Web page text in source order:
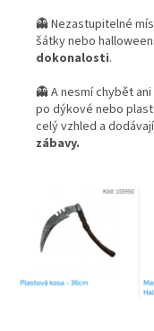
👻 Nezastupitelné
šátky nebo
dokonalosti.
👻 A nesmí chybět ani
po dýkové nebo
celý vzhled a
zábavy.